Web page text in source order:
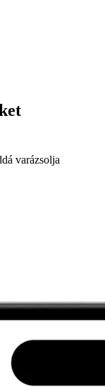
varázsolja